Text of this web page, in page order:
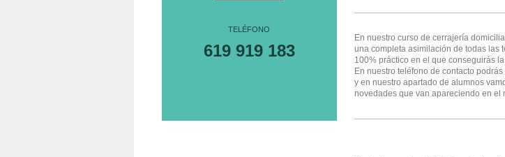
En nuestro curso de cerrajería
una completa asimilación de todas las
100% práctico en el que conseguirás
En nuestro teléfono de contacto
y en nuestro apartado de alumnos
novedades que van apareciendo en el
TELÉFONO
619 919 183